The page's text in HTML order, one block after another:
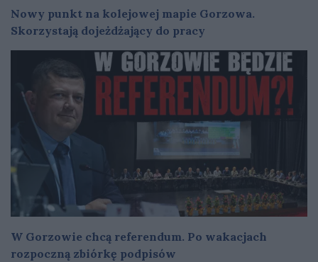
Nowy punkt na kolejowej mapie Gorzowa.
Skorzystają dojeżdżający do pracy
W Gorzowie chcą referendum. Po wakacjach
rozpoczną zbiórkę podpisów